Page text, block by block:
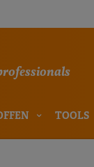
TOOLS